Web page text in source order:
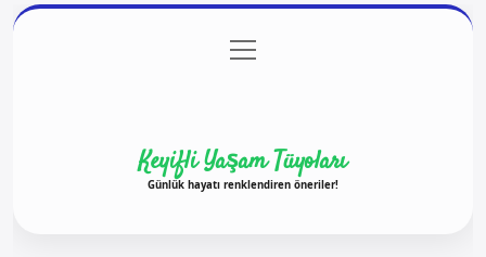
Gizlilik Politikası
menüyü
aç
Keyifli Yaşam Tüyoları
Günlük hayatı renklendiren öneriler!